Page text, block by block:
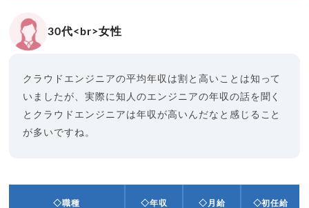
30代<br>女性
クラウドエンジニアの平均年収は割と高いことは知って
いましたが、実際に知人のエンジニアの年収の話を聞く
とクラウドエンジニアは年収が高いんだなと感じること
が多いですね。
◇職種 ◇年収 ◇月給 ◇初任給